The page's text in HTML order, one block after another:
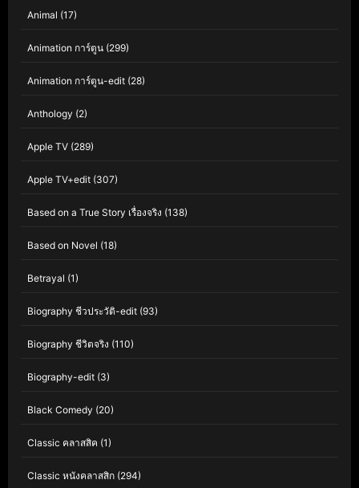
Animal (17)
Animation การ์ตูน (299)
Animation การ์ตูน-edit (28)
Anthology (2)
Apple TV (289)
Apple TV+edit (307)
Based on a True Story เรื่องจริง (138)
Based on Novel (18)
Betrayal (1)
Biography ชีวประวัติ-edit (93)
Biography ชีวิตจริง (110)
Biography-edit (3)
Black Comedy (20)
Classic คลาสสิค (1)
Classic หนังคลาสสิก (294)